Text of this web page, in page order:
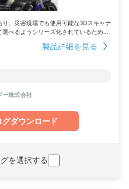
、災害現場でも使用可能な3Dスキャナ
べるようシリーズ化されているため、
い測定精度と耐久性を兼ね備えており、
製品詳細を見る
ー株式会社
グダウンロード
を選択する